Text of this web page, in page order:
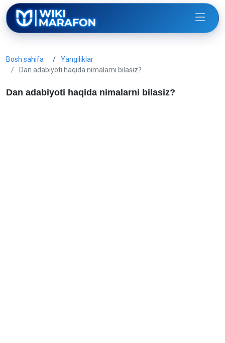
Bosh sahifa
Yangiliklar
Dan adabiyoti haqida nimalarni bilasiz?
Dan adabiyoti haqida nimalarni bilasiz?